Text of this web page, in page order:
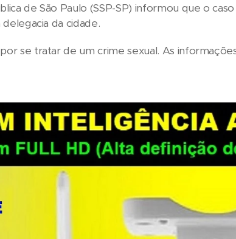
de São Paulo (SSP-SP) informou que o
da cidade.
se tratar de um crime sexual. As